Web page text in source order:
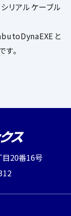
リアルケーブル
と
。
目20番16号